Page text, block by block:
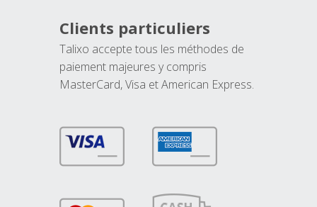
Clients particuliers
Talixo accepte tous les méthodes de
paiement majeures y compris
MasterCard, Visa et American Express.